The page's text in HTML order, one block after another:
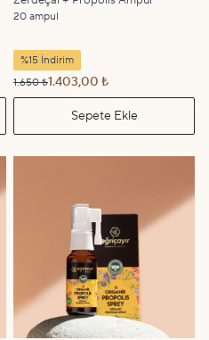
20 ampul
%15 İndirim
1.650 ₺1.403,00 ₺
Sepete Ekle